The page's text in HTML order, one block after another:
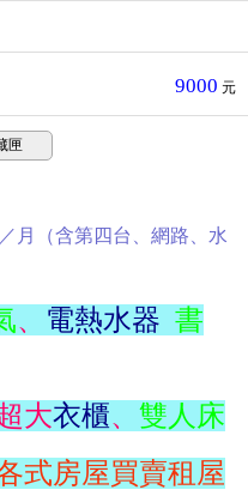
9000 元
匣
月（含第四台、網路、水
、 電熱水器 書
大衣櫃、 雙人床
式房屋買賣租屋